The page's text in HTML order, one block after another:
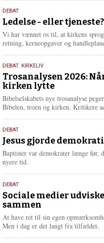
e
e
10.
juni
2026
DEBAT
Ledelse - eller tjeneste?
Vi har vænnet os til, at kirkens
retning, kerneopgaver og
2.
juni
2026
DEBAT, KIRKELIV
Trosanalysen 2026:
kirken lytte
Bibelselskabets nye trosanalyse
Bibelen, troen og kirken. Kritikere
18.
maj
2026
DEBAT
Jesus gjorde
Baptister var demokrater længe før,
nyere tid.
18.
maj
2026
DEBAT
Sociale medier
sammen
At have ret til sin egen
Men i dag er det langt fra tilfældet.